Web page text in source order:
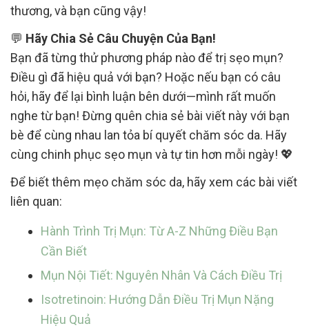
thương, và bạn cũng vậy!
💬 Hãy Chia Sẻ Câu Chuyện Của Bạn!
Bạn đã từng thử phương pháp nào để trị sẹo mụn?
Điều gì đã hiệu quả với bạn? Hoặc nếu bạn có câu
hỏi, hãy để lại bình luận bên dưới—mình rất muốn
nghe từ bạn! Đừng quên chia sẻ bài viết này với bạn
bè để cùng nhau lan tỏa bí quyết chăm sóc da. Hãy
cùng chinh phục sẹo mụn và tự tin hơn mỗi ngày! 💖
Để biết thêm mẹo chăm sóc da, hãy xem các bài viết
liên quan:
Hành Trình Trị Mụn: Từ A-Z Những Điều Bạn
Cần Biết
Mụn Nội Tiết: Nguyên Nhân Và Cách Điều Trị
Isotretinoin: Hướng Dẫn Điều Trị Mụn Nặng
Hiệu Quả